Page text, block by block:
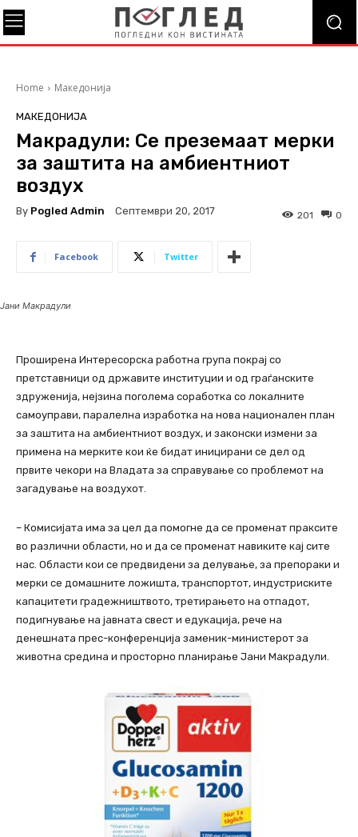
Home Македонија
МАКЕДОНИЈА
Макрадули: Се преземаат мерки
за заштита на амбиентниот
воздух
By Pogled Admin Септември 20, 2017 0
201
Facebook Twitter
Јани Макрадули
Проширена Интересорска работна група покрај со
претставници од државите институции и од граѓанските
здруженија, нејзина поголема соработка со локалните
самоуправи, паралелна изработка на нова национален план
за заштита на амбиентниот воздух, и законски измени за
примена на мерките кои ќе бидат иницирани се дел од
првите чекори на Владата за справување со проблемот на
загадување на воздухот.
– Комисијата има за цел да помогне да се променат праксите
во различни области, но и да се променат навиките кај сите
нас. Области кои се предвидени за делување, за препораки и
мерки се домашните ложишта, транспортот, индустриските
капацитети градежништвото, третирањето на отпадот,
подигнување на јавната свест и едукација, рече на
денешната прес-конференција заменик-министерот за
животна средина и просторно планирање Јани Макрадули.